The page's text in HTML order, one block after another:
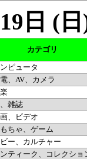
19日 (
カテゴリ
ピュータ
、AV、カメラ
雑誌
、ビデオ
ちゃ、ゲーム
ー、カルチャー
ティーク、コレクショ